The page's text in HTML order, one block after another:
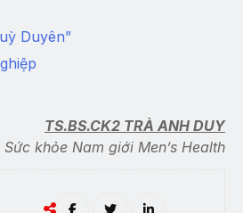
Duyên”
TS.BS.CK2 TRÀ ANH DUY
Sức khỏe Nam giới Men’s Health